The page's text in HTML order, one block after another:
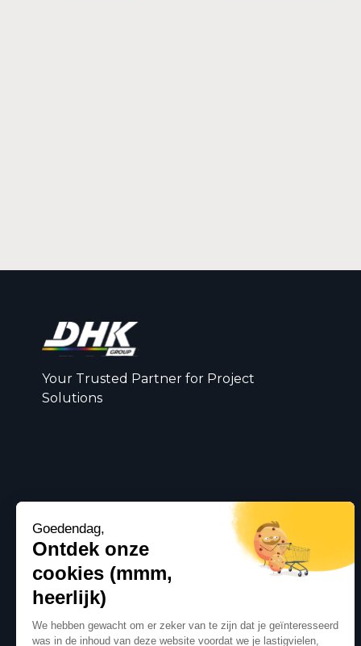
Your Trusted Partner for Project
Solutions